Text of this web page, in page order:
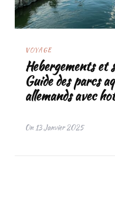
VOYAGE
Hebergements et
Guide des parcs
allemands avec
On 13 Janvier 2025